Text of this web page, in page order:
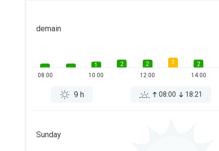
demain
08:00
1
10:00
2
2
12:00
3
2
14:00
9 h 08:00 18:21
Sunday